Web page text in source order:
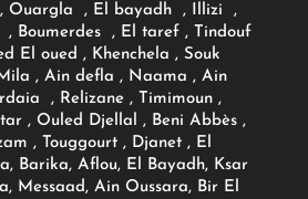
Ouargla , El bayadh , Illizi ,
, Boumerdes , El taref , Tindouf
El oued , Khenchela , Souk
, Ain defla , Naama , Ain
, Relizane , Timimoun ,
, Ouled Djellal , Beni Abbès ,
, Touggourt , Djanet , El
Barika, Aflou, El Bayadh, Ksar
Messaad, Ain Oussara, Bir El